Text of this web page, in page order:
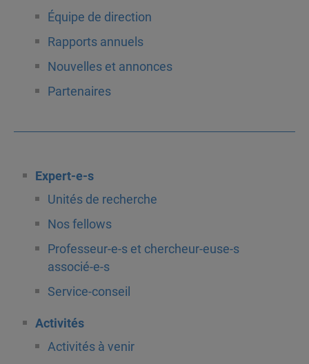
Équipe de direction
Rapports annuels
Nouvelles et annonces
Partenaires
Expert-e-s
Unités de recherche
Nos fellows
Professeur-e-s et chercheur-euse-s
associé-e-s
Service-conseil
Activités
Activités à venir